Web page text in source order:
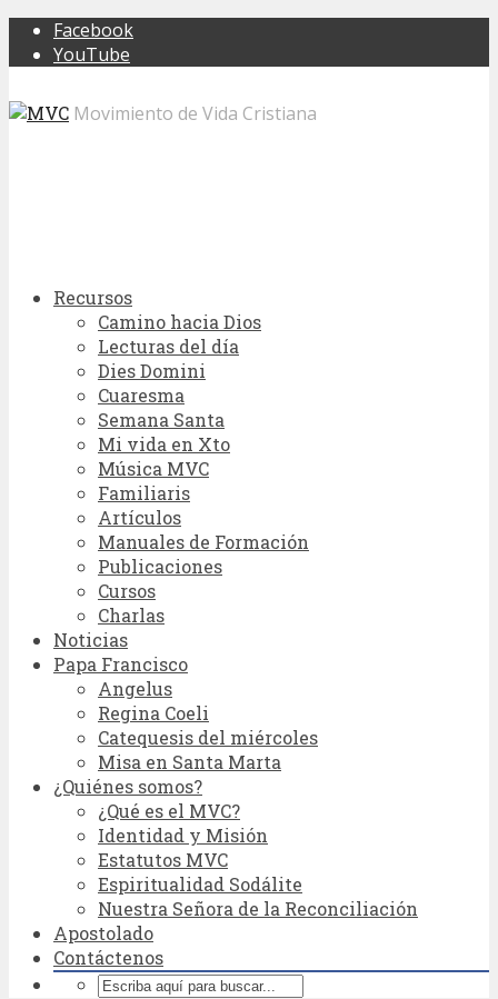
Facebook
YouTube
Movimiento de Vida Cristiana
Recursos
Camino hacia Dios
Lecturas del día
Dies Domini
Cuaresma
Semana Santa
Mi vida en Xto
Música MVC
Familiaris
Artículos
Manuales de Formación
Publicaciones
Cursos
Charlas
Noticias
Papa Francisco
Angelus
Regina Coeli
Catequesis del miércoles
Misa en Santa Marta
¿Quiénes somos?
¿Qué es el MVC?
Identidad y Misión
Estatutos MVC
Espiritualidad Sodálite
Nuestra Señora de la Reconciliación
Apostolado
Contáctenos